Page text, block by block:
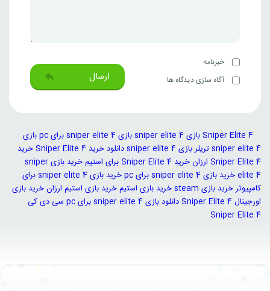
خبرنامه
آگاه سازی دیدگاه ها
ارسال
Sniper Elite 4بازی sniper elite 4 بازی sniper elite 4 برای pc
بازی
sniper elite 4 تریلر
بازی sniper elite 4 دانلود خرید Sniper Elite 4
خرید
Sniper Elite 4 ارزان
خرید Sniper Elite 4 برای استیم
خرید بازی sniper
elite 4خرید بازی sniper elite 4 برای pc
خرید بازی sniper elite 4 برای
کامپیوترخرید بازی steam خرید بازی استیمخرید بازی استیم ارزانخرید بازی
اورجینال Sniper Elite 4
دانلود بازی sniper elite 4 برای pc
سی دی کی
Sniper Elite 4